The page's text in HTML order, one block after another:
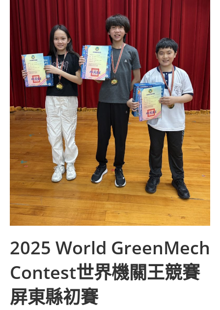
2025 World GreenMech
Contest世界機關王競賽
屏東縣初賽